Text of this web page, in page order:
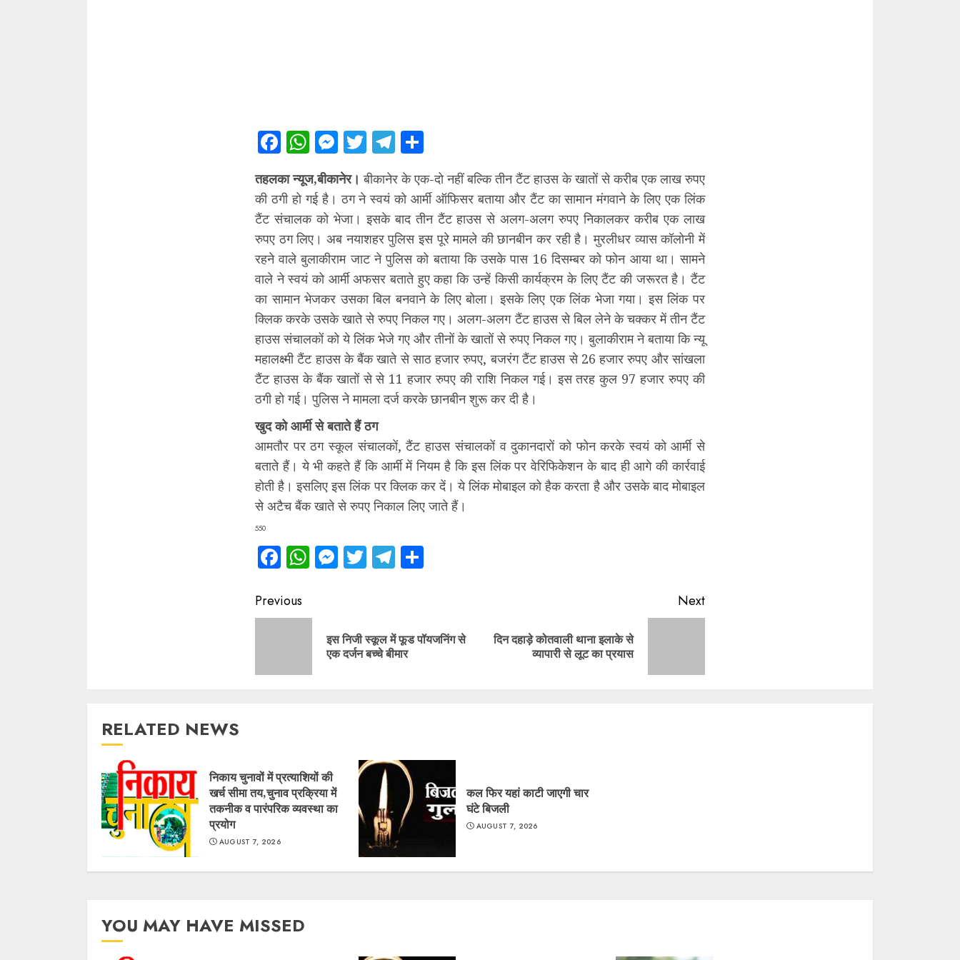
Facebook
WhatsApp
Messenger
TwitterTelegram
तहलका न्यूज,बीकानेर। बीकानेर के एक-दो नहीं बल्कि तीन टैंट हाउस के खातों से करीब एक लाख रुपए
की ठगी हो गई है। ठग ने स्वयं को आर्मी ऑफिसर बताया और टैंट का सामान मंगवाने के लिए एक लिंक
टैंट संचालक को भेजा। इसके बाद तीन टैंट हाउस से अलग-अलग रुपए निकालकर करीब एक लाख
रुपए ठग लिए। अब नयाशहर पुलिस इस पूरे मामले की छानबीन कर रही है। मुरलीधर व्यास कॉलोनी में
रहने वाले बुलाकीराम जाट ने पुलिस को बताया कि उसके पास 16 दिसम्बर को फोन आया था। सामने
वाले ने स्वयं को आर्मी अफसर बताते हुए कहा कि उन्हें किसी कार्यक्रम के लिए टैंट की जरूरत है। टैंट
का सामान भेजकर उसका बिल बनवाने के लिए बोला। इसके लिए एक लिंक भेजा गया। इस लिंक पर
क्लिक करके उसके खाते से रुपए निकल गए। अलग-अलग टैंट हाउस से बिल लेने के चक्कर में तीन टैंट
हाउस संचालकों को ये लिंक भेजे गए और तीनों के खातों से रुपए निकल गए। बुलाकीराम ने बताया कि न्यू
महालक्ष्मी टैंट हाउस के बैंक खाते से साठ हजार रुपए, बजरंग टैंट हाउस से 26 हजार रुपए और सांखला
टैंट हाउस के बैंक खातों से से 11 हजार रुपए की राशि निकल गई। इस तरह कुल 97 हजार रुपए की
ठगी हो गई। पुलिस ने मामला दर्ज करके छानबीन शुरू कर दी है।
खुद को आर्मी से बताते हैं ठग
आमतौर पर ठग स्कूल संचालकों, टैंट हाउस संचालकों व दुकानदारों को फोन करके स्वयं को आर्मी से
बताते हैं। ये भी कहते हैं कि आर्मी में नियम है कि इस लिंक पर वेरिफिकेशन के बाद ही आगे की कार्रवाई
होती है। इसलिए इस लिंक पर क्लिक कर दें। ये लिंक मोबाइल को हैक करता है और उसके बाद मोबाइल
से अटैच बैंक खाते से रुपए निकाल लिए जाते हैं।
550
Facebook
WhatsApp
Messenger
TwitterTelegram
Continue
Reading
Previous
Previous
इस निजी स्कूल में फूड पॉयजनिंग से
एक दर्जन बच्चे बीमार
Next
Next
दिन दहाड़े कोतवाली थाना इलाके से
व्यापारी से लूट का प्रयास
RELATED NEWS
निकाय चुनावों में प्रत्याशियों की
खर्च सीमा तय,चुनाव प्रक्रिया में
तकनीक व पारंपरिक व्यवस्था का
प्रयोग
AUGUST 7, 2026
कल फिर यहां काटी जाएगी चार
घंटे बिजली
AUGUST 7, 2026
YOU MAY HAVE MISSED